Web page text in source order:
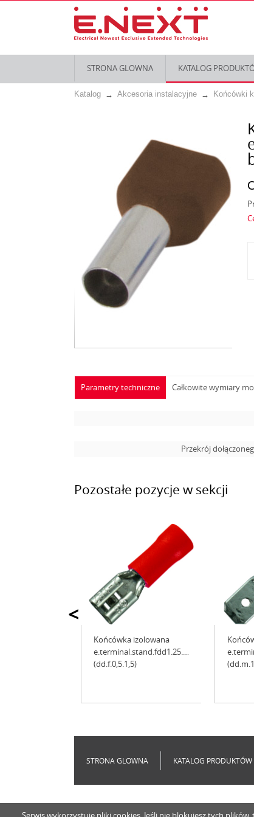
STRONA GLOWNA KATALOG
Katalog Akcesoria instalacyjne Końcówki
Parametry techniczne
Przekrój
Całkowite wymiary
Pozostałe pozycje w sekcji
Końcówka izolowana
e.terminal.stand.fdd1.25.110.8
(dd.f.0,5.1,5)
<
STRONA GLOWNA KATALOG PRODUKTÓW